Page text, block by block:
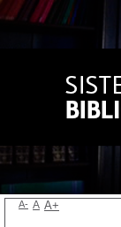
A- A A+